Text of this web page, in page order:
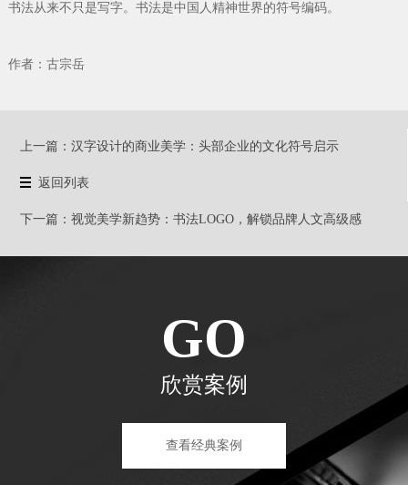
书法从来不只是写字。书法是中国人精神世界的符号编码。
作者：古宗岳
上一篇：​汉字设计的商业美学：头部企业的文化符号启示
返回列表
下一篇：视觉美学新趋势：书法LOGO，解锁品牌人文高级感
GO
欣赏案例
查看经典案例